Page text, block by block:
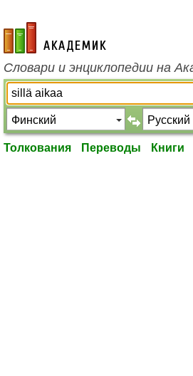
academic.ru
Словари и энциклопедии на
Толкования Переводы Книги